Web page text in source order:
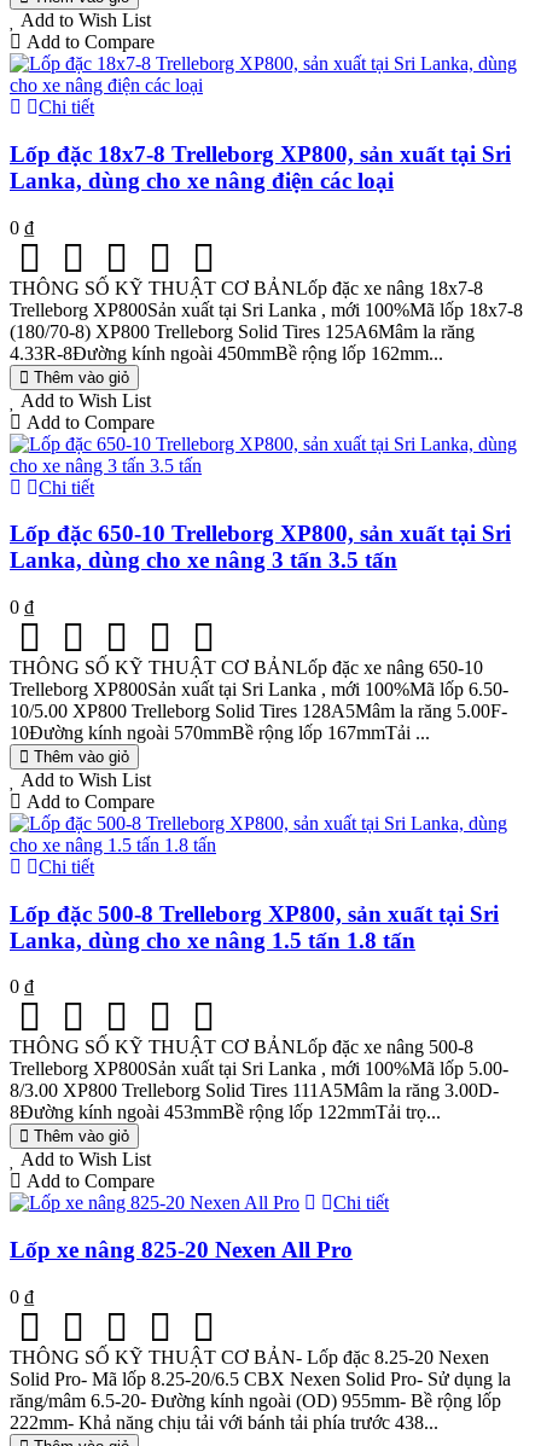
Add to Wish List
Add to Compare
Chi tiết
Lốp đặc 18x7-8 Trelleborg XP800, sản xuất tại Sri
Lanka, dùng cho xe nâng điện các loại
0 ₫
THÔNG SỐ KỸ THUẬT CƠ BẢNLốp đặc xe nâng 18x7-8
Trelleborg XP800Sản xuất tại Sri Lanka , mới 100%Mã lốp 18x7-8
(180/70-8) XP800 Trelleborg Solid Tires 125A6Mâm la răng
4.33R-8Đường kính ngoài 450mmBề rộng lốp 162mm...
Thêm vào giỏ
Add to Wish List
Add to Compare
Chi tiết
Lốp đặc 650-10 Trelleborg XP800, sản xuất tại Sri
Lanka, dùng cho xe nâng 3 tấn 3.5 tấn
0 ₫
THÔNG SỐ KỸ THUẬT CƠ BẢNLốp đặc xe nâng 650-10
Trelleborg XP800Sản xuất tại Sri Lanka , mới 100%Mã lốp 6.50-
10/5.00 XP800 Trelleborg Solid Tires 128A5Mâm la răng 5.00F-
10Đường kính ngoài 570mmBề rộng lốp 167mmTải ...
Thêm vào giỏ
Add to Wish List
Add to Compare
Chi tiết
Lốp đặc 500-8 Trelleborg XP800, sản xuất tại Sri
Lanka, dùng cho xe nâng 1.5 tấn 1.8 tấn
0 ₫
THÔNG SỐ KỸ THUẬT CƠ BẢNLốp đặc xe nâng 500-8
Trelleborg XP800Sản xuất tại Sri Lanka , mới 100%Mã lốp 5.00-
8/3.00 XP800 Trelleborg Solid Tires 111A5Mâm la răng 3.00D-
8Đường kính ngoài 453mmBề rộng lốp 122mmTải trọ...
Thêm vào giỏ
Add to Wish List
Add to Compare
Chi tiết
Lốp xe nâng 825-20 Nexen All Pro
0 ₫
THÔNG SỐ KỸ THUẬT CƠ BẢN- Lốp đặc 8.25-20 Nexen
Solid Pro- Mã lốp 8.25-20/6.5 CBX Nexen Solid Pro- Sử dụng la
răng/mâm 6.5-20- Đường kính ngoài (OD) 955mm- Bề rộng lốp
222mm- Khả năng chịu tải với bánh tải phía trước 438...